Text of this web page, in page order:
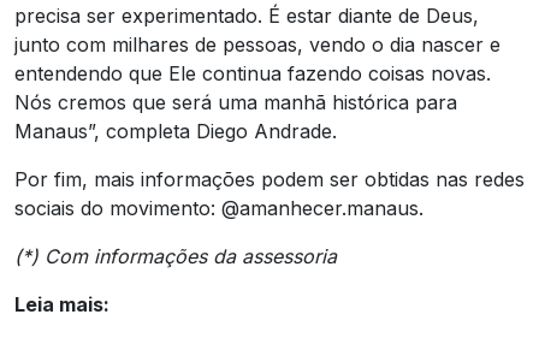
precisa ser experimentado. É estar diante de Deus,
junto com milhares de pessoas, vendo o dia nascer e
entendendo que Ele continua fazendo coisas novas.
Nós cremos que será uma manhã histórica para
Manaus”, completa Diego Andrade.
Por fim, mais informações podem ser obtidas nas redes
sociais do movimento: @amanhecer.manaus.
(*) Com informações da assessoria
Leia mais: